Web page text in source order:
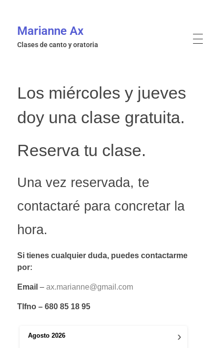
Marianne Ax
Clases de canto y oratoria
Los miércoles y jueves
doy una clase gratuita.
Reserva tu clase.
Una vez reservada, te
contactaré para concretar la
hora.
Si tienes cualquier duda, puedes contactarme
por:
Email – ax.marianne@gmail.com
Tlfno – 680 85 18 95
›
Agosto 2026